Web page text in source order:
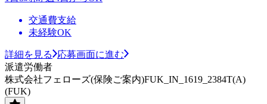
交通費支給
未経験OK
詳細を見る
応募画面に進む
派遣労働者
株式会社フェローズ(保険ご案内)FUK_IN_1619_2384T(A)
(FUK)